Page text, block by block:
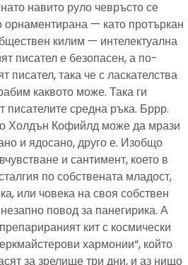
навито руло чевръсто се
орнаментирана — като протъркан
килим — интелектуална
писател е безопасен, а по-
писател, така че с ласкателства
каквото може. Така ги
писателите средна ръка. Бррр.
Холдън Кофийлд може да мрази
и ядосано, друго е. Изобщо
и сантимент, което в
по собствената младост,
или човека на своя собствен
повод за панегирика. А
кит с космически
хармонии“, който
за зрелище три дни, и аз нищо